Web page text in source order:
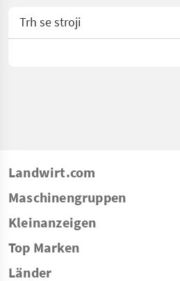
Trh se stroji
Landwirt.com
Maschinengruppen
Kleinanzeigen
Top Marken
Länder